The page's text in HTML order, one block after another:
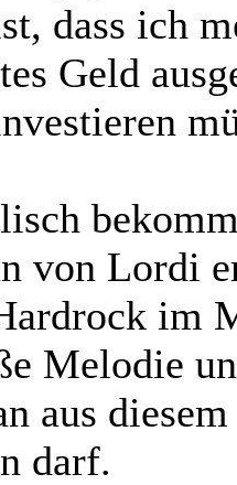
dass ich
Geld
von Lordi
im
Melodie
aus
darf.